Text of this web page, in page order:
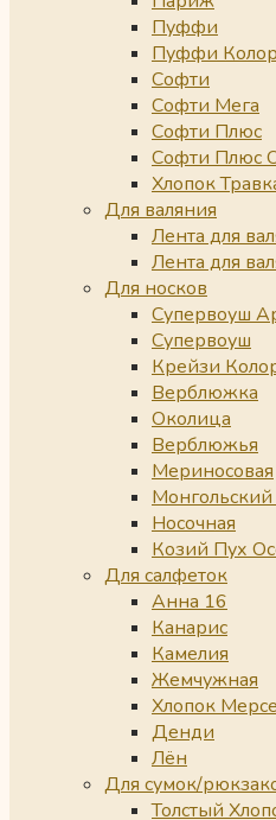
Пуффи
Пуффи Колор
Софти
Софти Мега
Софти Плюс
Софти Плюс
Хлопок
Для валяния
Лента для
Лента для
Для носков
Супервоуш
Супервоуш
Крейзи
Верблюжка
Околица
Верблюжья
Мериносовая
Носочная
Козий Пух
Для салфеток
Анна 16
Канарис
Камелия
Жемчужная
Хлопок
Денди
Лён
Для сумок/
Толстый